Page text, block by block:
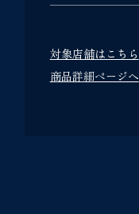
対象店舗はこちら
商品詳細ページへ